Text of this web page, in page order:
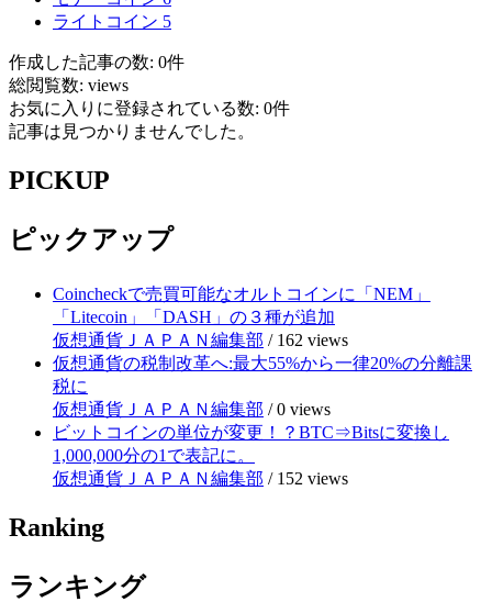
ライトコイン 5
作成した記事の数: 0件
総閲覧数: views
お気に入りに登録されている数: 0件
記事は見つかりませんでした。
PICKUP
ピックアップ
Coincheckで売買可能なオルトコインに「NEM」
「Litecoin」「DASH」の３種が追加
仮想通貨ＪＡＰＡＮ編集部 / 162 views
仮想通貨の税制改革へ:最大55%から一律20%の分離課
税に
仮想通貨ＪＡＰＡＮ編集部 /0 views
ビットコインの単位が変更！？BTC⇒Bitsに変換し
1,000,000分の1で表記に。
仮想通貨ＪＡＰＡＮ編集部 / 152 views
Ranking
ランキング